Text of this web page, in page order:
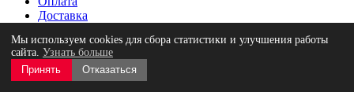
Доставка
Установка для тестирования и очистки форсунок NORDBERG
CMT31AB – специальное диагностическое оборудование для
обслуживания инжекторных систем бензиновых двигателей в
Мы используем cookies для сбора статистики и улучшения работы
сайта. Узнать больше
Принять
Отказаться